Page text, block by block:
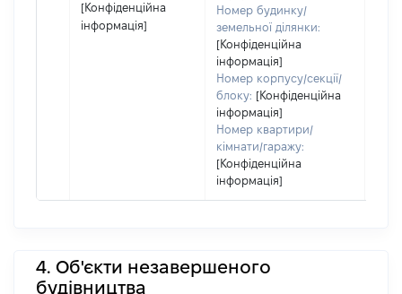
[Конфіденційна
інформація]
Номер будинку/
земельної ділянки:
[Конфіденційна
інформація]
Номер корпусу/секції/
блоку: [Конфіденційна
інформація]
Номер квартири/
кімнати/гаражу:
[Конфіденційна
інформація]
4. Об'єкти незавершеного
будівництва